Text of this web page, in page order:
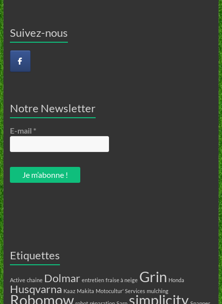
Suivez-nous
Notre Newsletter
E-mail *
Etiquettes
Active chaine Dolmar entretien fraise à neige Grin Honda
Husqvarna Kaaz Makita Motocultur' Services mulching
Robomow simplicity